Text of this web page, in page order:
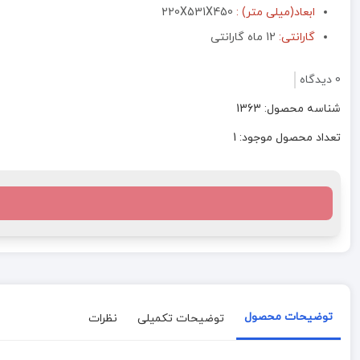
ابعاد(میلی متر) :
گارانتی:
0 دیدگاه
شناسه محصول: 1363
تعداد محصول موجود: 1
توضیحات محصول توضیحات تکمیلی نظرات